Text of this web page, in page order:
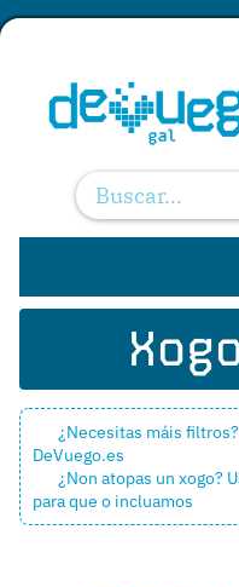
¿Necesitas máis
DeVuego.es
¿Non atopas un xogo?
para que o incluamos